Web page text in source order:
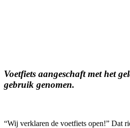
Voetfiets aangeschaft met het
gebruik genomen.
“Wij verklaren de voetfiets open!” Dat